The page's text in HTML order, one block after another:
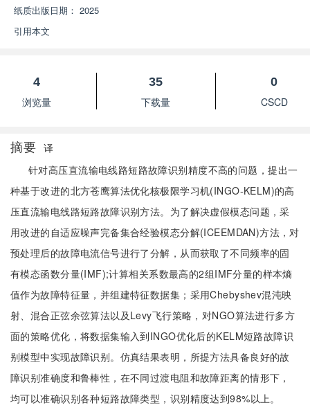
纸质出版日期： 2025
引用本文
4
浏览量
35
下载量
0
CSCD
摘要 译
针对高压直流输电线路短路故障识别精度不高的问题，提出一
种基于改进的北方苍鹰算法优化核极限学习机(INGO-KELM)的高
压直流输电线路短路故障识别方法。为了解决虚假模态问题，采
用改进的自适应噪声完备集合经验模态分解(ICEEMDAN)方法，对
预处理后的故障电流信号进行了分解，从而获取了不同频率的固
有模态函数分量(IMF);计算相关系数最高的2组IMF分量的样本熵
值作为故障特征量，并组建特征数据集；采用Chebyshev混沌映
射、混合正弦余弦算法以及Levy飞行策略，对NGO算法进行多方
面的策略优化，将数据集输入到INGO优化后的KELM短路故障识
别模型中实现故障识别。仿真结果表明，所提方法具备良好的故
障识别准确度和鲁棒性，在不同过渡电阻和故障距离的情形下，
均可以准确识别各种短路故障类型，识别精度达到98%以上。